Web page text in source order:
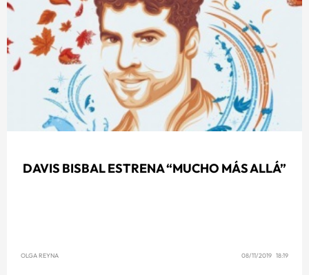
DAVIS BISBAL ESTRENA “MUCHO MÁS ALLÁ”
OLGA REYNA 08/11/2019 18:19